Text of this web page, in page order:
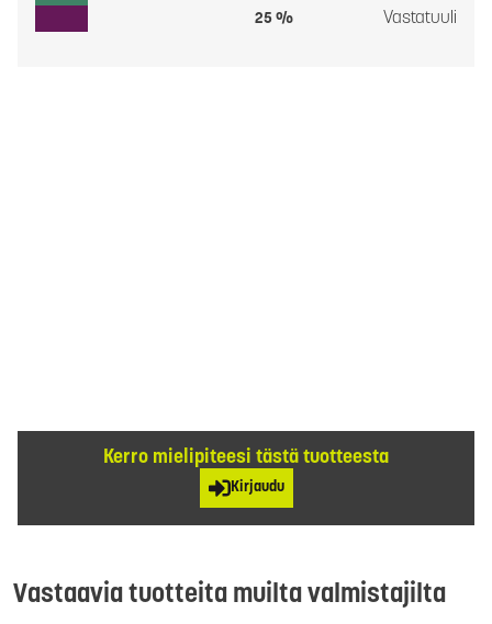
25 % Vastatuuli
Kerro mielipiteesi tästä tuotteesta
Kirjaudu
Vastaavia tuotteita muilta valmistajilta